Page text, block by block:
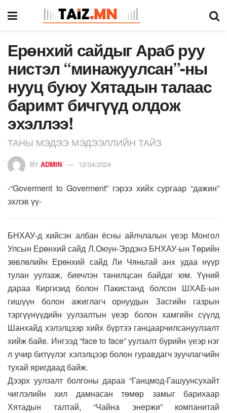
Ерөнхий сайдыг Араб руу
нистэл “минажуулсан”-ны
нууц буюу Хятадын талаас
баримт бичгүүд олдож
эхэллээ!
ТАНЫ МЭДЭЭ МЭДЭЭЛЛИЙН ТАЙЗ
BY ADMIN 12/04/2024
-“Goverment to Goverment” гэрээ хийх сургаар “дажин”
эхлэв үү-
БНХАУ-д хийсэн албан ёсны айлчлалын үеэр Монгол
Улсын Ерөнхий сайд Л.Оюун-Эрдэнэ БНХАУ-ын Төрийн
зөвлөлийн Ерөнхий сайд Ли Чяньтай анх удаа нүүр
тулан уулзаж, биечлэн танилцсан байдаг юм. Үүний
дараа Киргизид болон Пакистанд болсон ШХАБ-ын
гишүүн болон ажиглагч орнуудын Засгийн газрын
тэргүүнүүдийн уулзалтын үеэр болон хамгийн сүүлд
Шанхайд хэлэлцээр хийх бүртээ ганцаарчилсануулзалт
хийж байв. Ингээд “face to face” уулзалт бүрийн үеэр нэг
л учир битүүлэг хэлэлцээр болон гуравдагч зуучлагчийн
тухай яригдаад байж.
Дээрх уулзалт болгоны дараа “Ганцмод-Гашуунсухайт
чиглэлийн хил дамнасан төмөр замыг барихаар
Хятадын талтай, “Чайна энержи” компанитай